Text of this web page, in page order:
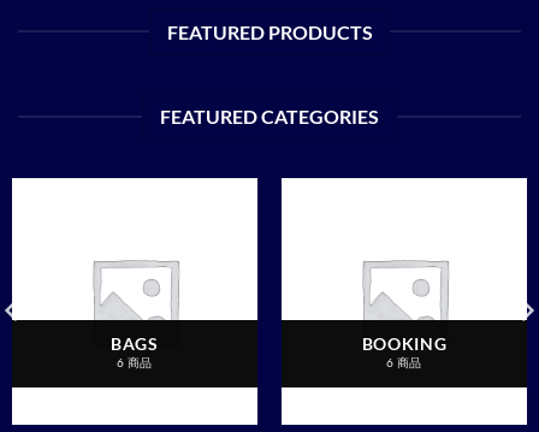
FEATURED PRODUCTS
FEATURED CATEGORIES
BAGS
6 商品
BOOKING
6 商品